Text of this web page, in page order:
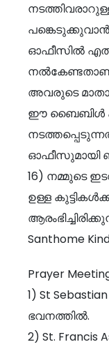
ഓഫീസിൽ
നൽകേണ്ടതാണ്.
അവരുടെ
ഈ ബൈബിൾ
ഓഫീസുമായി
16) നമ്മുടെ
ഉള്ള
Santhome
Prayer
1) St
ഭവനത്തിൽ.
2) St. Francis